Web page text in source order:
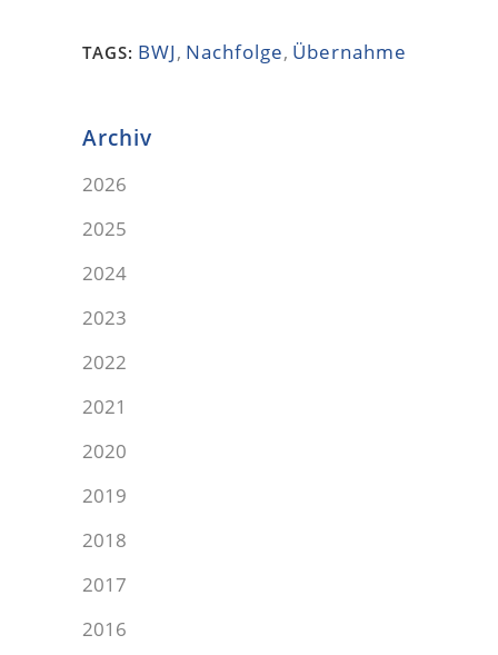
TAGS: BWJ, Nachfolge, Übernahme
Archiv
2026
2025
2024
2023
2022
2021
2020
2019
2018
2017
2016